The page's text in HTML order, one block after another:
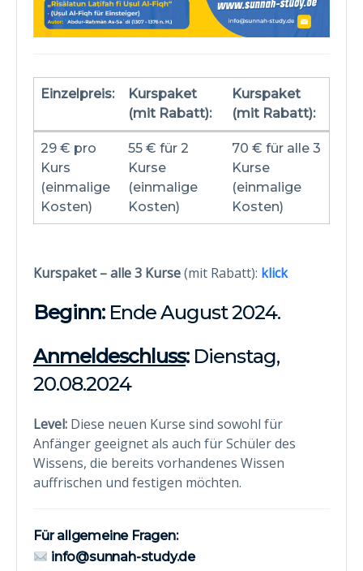
Einzelpreis:
Kurspaket
(mit Rabatt):
Kurspaket
(mit Rabatt):
Einzelpreis:
Kurspaket
(mit Rabatt):
Kurspaket
(mit Rabatt):
29 € pro
Kurs
(einmalige
Kosten)
55 € für 2
Kurse
(einmalige
Kosten)
70 € für alle 3
Kurse
(einmalige
Kosten)
Kurspaket – alle 3 Kurse(mit Rabatt): klick
Beginn:Ende August 2024.
Anmeldeschluss:Dienstag,
20.08.2024
Level: Diese neuen Kurse sind sowohl für
Anfänger geeignet als auch für Schüler des
Wissens, die bereits vorhandenes Wissen
auffrischen und festigen möchten.
Für allgemeine Fragen:
info@sunnah-study.de